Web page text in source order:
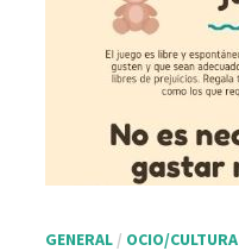
GENERAL / OCIO/CULTURA